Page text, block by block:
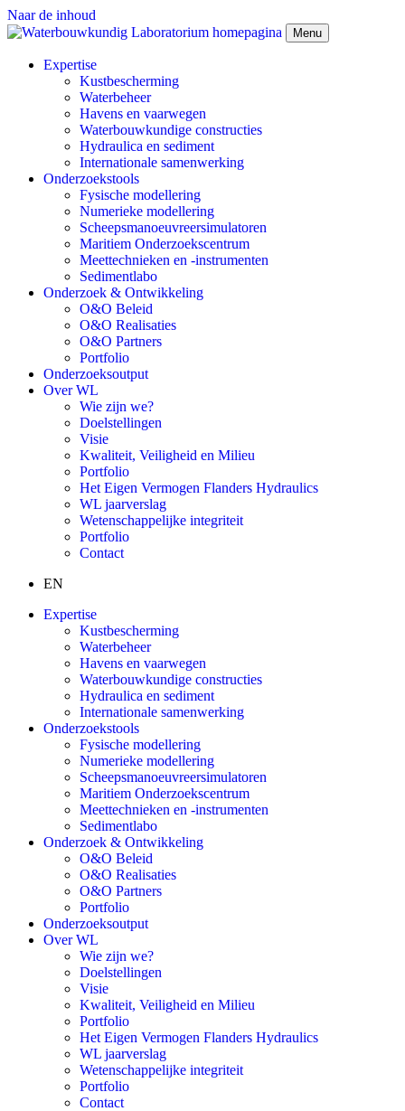
Naar de inhoud
Menu
Expertise
Kustbescherming
Waterbeheer
Havens en vaarwegen
Waterbouwkundige constructies
Hydraulica en sediment
Internationale samenwerking
Onderzoekstools
Fysische modellering
Numerieke modellering
Scheepsmanoeuvreersimulatoren
Maritiem Onderzoekscentrum
Meettechnieken en -instrumenten
Sedimentlabo
Onderzoek & Ontwikkeling
O&O Beleid
O&O Realisaties
O&O Partners
Portfolio
Onderzoeksoutput
Over WL
Wie zijn we?
Doelstellingen
Visie
Kwaliteit, Veiligheid en Milieu
Portfolio
Het Eigen Vermogen Flanders Hydraulics
WL jaarverslag
Wetenschappelijke integriteit
Portfolio
Contact
EN
Expertise
Kustbescherming
Waterbeheer
Havens en vaarwegen
Waterbouwkundige constructies
Hydraulica en sediment
Internationale samenwerking
Onderzoekstools
Fysische modellering
Numerieke modellering
Scheepsmanoeuvreersimulatoren
Maritiem Onderzoekscentrum
Meettechnieken en -instrumenten
Sedimentlabo
Onderzoek & Ontwikkeling
O&O Beleid
O&O Realisaties
O&O Partners
Portfolio
Onderzoeksoutput
Over WL
Wie zijn we?
Doelstellingen
Visie
Kwaliteit, Veiligheid en Milieu
Portfolio
Het Eigen Vermogen Flanders Hydraulics
WL jaarverslag
Wetenschappelijke integriteit
Portfolio
Contact